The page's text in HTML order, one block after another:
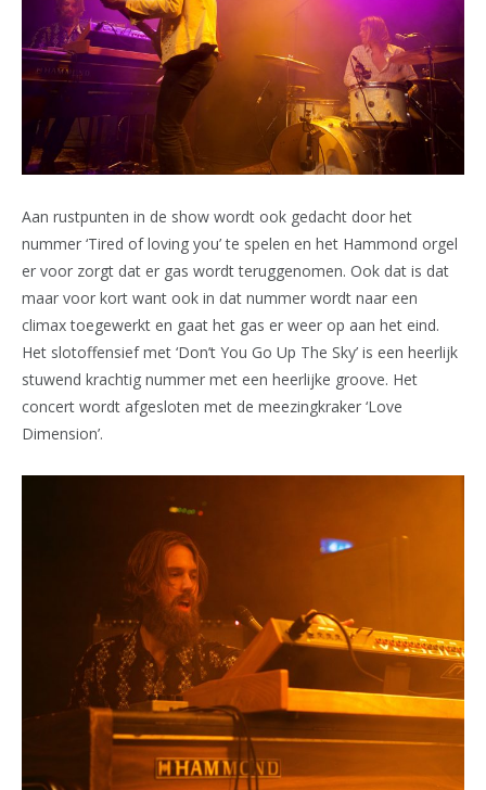
Aan rustpunten in de show wordt ook gedacht door het
nummer ‘Tired of loving you’ te spelen en het Hammond orgel
er voor zorgt dat er gas wordt teruggenomen. Ook dat is dat
maar voor kort want ook in dat nummer wordt naar een
climax toegewerkt en gaat het gas er weer op aan het eind.
Het slotoffensief met ‘Don’t You Go Up The Sky’ is een heerlijk
stuwend krachtig nummer met een heerlijke groove. Het
concert wordt afgesloten met de meezingkraker ‘Love
Dimension’.